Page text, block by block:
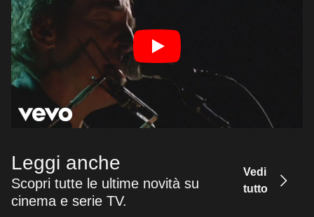
Leggi anche
Scopri tutte le ultime novità su
cinema e serie TV.
Vedi
tutto